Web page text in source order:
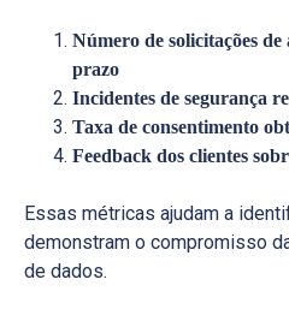
Número de solicitações de
prazo
Incidentes de segurança
Taxa de consentimento
Feedback dos clientes
Essas métricas ajudam a
demonstram o compromisso
de dados.